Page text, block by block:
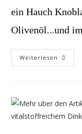
ein Hauch
Olivenöl...und
Weiterlesen